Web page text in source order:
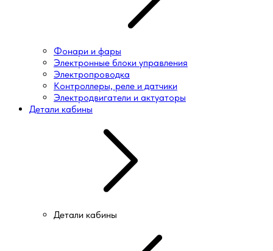
Фонари и фары
Электронные блоки управления
Электропроводка
Контроллеры, реле и датчики
Электродвигатели и актуаторы
Детали кабины
Детали кабины